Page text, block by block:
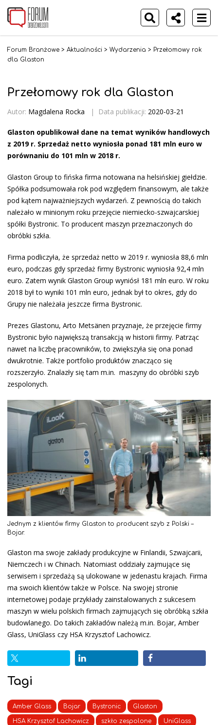
Forum Branżowe > Aktualności > Wydarzenia > Przełomowy rok
dla Glaston
Przełomowy rok dla Glaston
Autor: Magdalena Rocka | Data publikacji: 2020-03-21
Glaston opublikował dane na temat wyników handlowych
z 2019 r. Sprzedaż netto wyniosła ponad 181 mln euro w
porównaniu do 101 mln w 2018 r.
Glaston Group to fińska firma notowana na helsińskiej giełdzie.
Spółka podsumowała rok pod względem finansowym, ale także
pod kątem najważniejszych wydarzeń. Z pewnością do takich
należało w minionym roku przejęcie niemiecko-szwajcarskiej
spółki Bystronic. To producent maszyn przeznaczonych do
obróbki szkła.
Firma podliczyła, że sprzedaż netto w 2019 r. wyniosła 88,6 mln
euro, podczas gdy sprzedaż firmy Bystronic wyniosła 92,4 mln
euro. Zatem wynik Glaston Group wyniósł 181 mln euro. W roku
2018 był to wyniki 101 mln euro, jednak był to okres, gdy do
Grupy nie należała jeszcze firma Bystronic.
Prezes Glastonu, Arto Metsänen przyznaje, że przejęcie firmy
Bystronic było największą transakcją w historii firmy. Patrząc
nawet na liczbę pracowników, to zwiększyła się ona ponad
dwukrotnie. Także portfolio produktów znacząco się
rozszerzyło. Znalazły się tam m.in. maszyny do obróbki szyb
zespolonych.
Jednym z klientów firmy Glaston to producent szyb z Polski –
Bojar.
Glaston ma swoje zakłady produkcyjne w Finlandii, Szwajcarii,
Niemczech i w Chinach. Natomiast oddziały zajmujące się
serwisem i sprzedażą są ulokowane w jedenastu krajach. Firma
ma swoich klientów także w Polsce. Na swojej stronie
internetowej podaje przykłady zainstalowanych z sukcesem
maszyn w wielu polskich firmach zajmujących się obróbką szkła
budowlanego. Do takich zakładów należą m.in. Bojar, Amber
Glass, UniGlass czy HSA Krzysztof Lachowicz.
Tagi
Amber Glass Bojar Bystronic Glaston
HSA Krzysztof Lachowicz szkło zespolone UniGlass